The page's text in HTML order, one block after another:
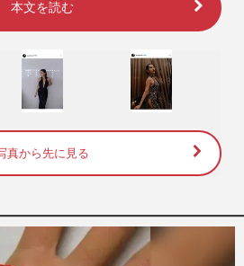
本文を読む
真から先に見る